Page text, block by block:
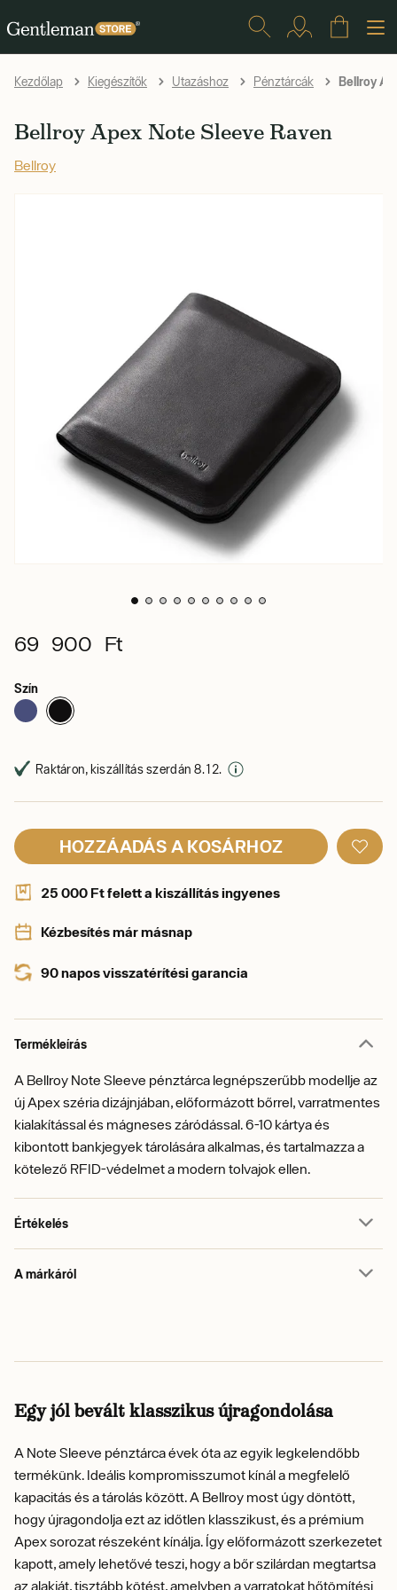
Kezdőlap Kiegészítők Utazáshoz Pénztárcák Bellroy
Bellroy Apex Note Sleeve Raven
Bellroy
69 900 Ft
Szín
Raktáron, kiszállítás szerdán 8. 12.
HOZZÁADÁS A KOSÁRHOZ
25 000 Ft felett a kiszállítás ingyenes
Kézbesítés már másnap
90 napos visszatérítési garancia
Termékleírás
A Bellroy Note Sleeve pénztárca legnépszerűbb modellje az
új Apex széria dizájnjában, előformázott bőrrel, varratmentes
kialakítással és mágneses záródással. 6-10 kártya és
kibontott bankjegyek tárolására alkalmas, és tartalmazza a
kötelező RFID-védelmet a modern tolvajok ellen.
Értékelés
A márkáról
Egy jól bevált klasszikus újragondolása
A Note Sleeve pénztárca évek óta az egyik legkelendőbb
termékünk. Ideális kompromisszumot kínál a megfelelő
kapacitás és a tárolás között. A Bellroy most úgy döntött,
hogy újragondolja ezt az időtlen klasszikust, és a prémium
Apex sorozat részeként kínálja. Így előformázott szerkezetet
kapott, amely lehetővé teszi, hogy a bőr szilárdan megtartsa
az alakját, tisztább kötést, amelyben a varratokat hőtömítési